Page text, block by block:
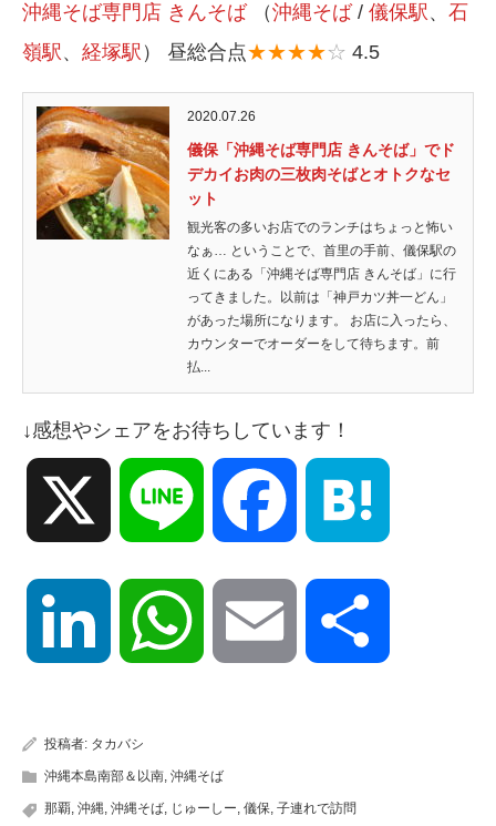
沖縄そば専門店 きんそば（沖縄そば/ 儀保駅、 石
嶺駅、 経塚駅 ） 昼総合点★★★★☆ 4.5
2020.07.26
儀保「沖縄そば専門店 きんそば」でド
デカイお肉の三枚肉そばとオトクなセ
ット
観光客の多いお店でのランチはちょっと怖い
なぁ… ということで、首里の手前、儀保駅の
近くにある「沖縄そば専門店 きんそば」に行
ってきました。以前は「神戸カツ丼一どん」
があった場所になります。 お店に入ったら、
カウンターでオーダーをして待ちます。前
払...
↓感想やシェアをお待ちしています！
Line Facebook
LinkedIn WhatsApp Email
投稿者: タカバシ
沖縄本島南部＆以南, 沖縄そば
那覇, 沖縄, 沖縄そば, じゅーしー, 儀保, 子連れで訪問